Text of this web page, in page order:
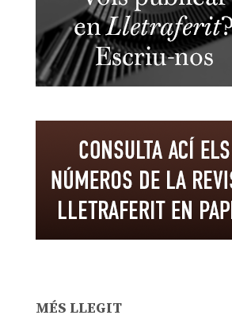
MÉS LLEGIT